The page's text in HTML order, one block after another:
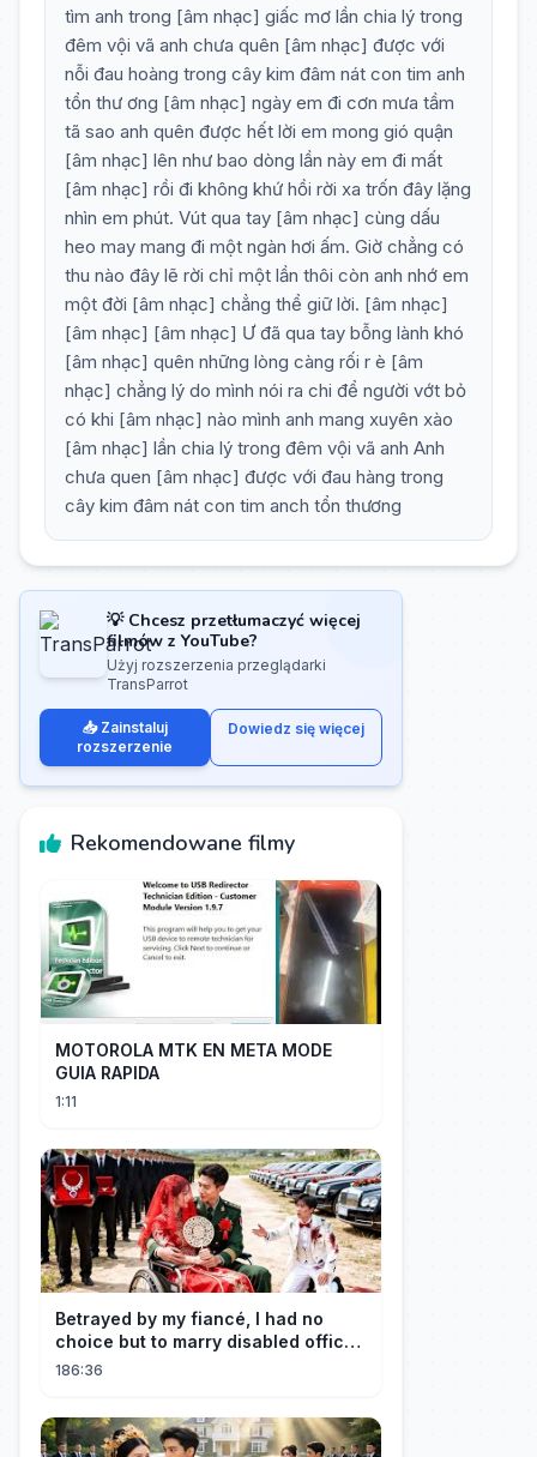
tìm anh trong [âm nhạc] giấc mơ lần chia lý trong
đêm vội vã anh chưa quên [âm nhạc] được với
nỗi đau hoàng trong cây kim đâm nát con tim anh
tổn thư ơng [âm nhạc] ngày em đi cơn mưa tầm
tã sao anh quên được hết lời em mong gió quận
[âm nhạc] lên như bao dòng lần này em đi mất
[âm nhạc] rồi đi không khứ hồi rời xa trốn đây lặng
nhìn em phút. Vút qua tay [âm nhạc] cùng dấu
heo may mang đi một ngàn hơi ấm. Giờ chẳng có
thu nào đây lẽ rời chỉ một lần thôi còn anh nhớ em
một đời [âm nhạc] chẳng thể giữ lời. [âm nhạc]
[âm nhạc] [âm nhạc] Ư đã qua tay bỗng lành khó
[âm nhạc] quên những lòng càng rối r è [âm
nhạc] chẳng lý do mình nói ra chi để người vớt bỏ
có khi [âm nhạc] nào mình anh mang xuyên xào
[âm nhạc] lần chia lý trong đêm vội vã anh Anh
chưa quen [âm nhạc] được với đau hàng trong
cây kim đâm nát con tim anch tổn thương
💡 Chcesz przetłumaczyć więcej
filmów z YouTube?
Użyj rozszerzenia przeglądarki
TransParrot
📥 Zainstaluj
rozszerzenie
Dowiedz się więcej
Rekomendowane filmy
MOTOROLA MTK EN META MODE
GUIA RAPIDA
1:11
Betrayed by my fiancé, I had no
choice but to marry disabled officer
—my life took glorious turn!
186:36